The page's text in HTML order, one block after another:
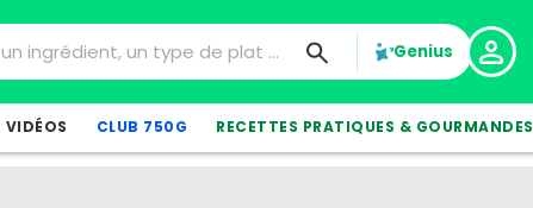
Genius
VIDÉOS CLUB 750G RECETTES PRATIQUES & GOURMANDES